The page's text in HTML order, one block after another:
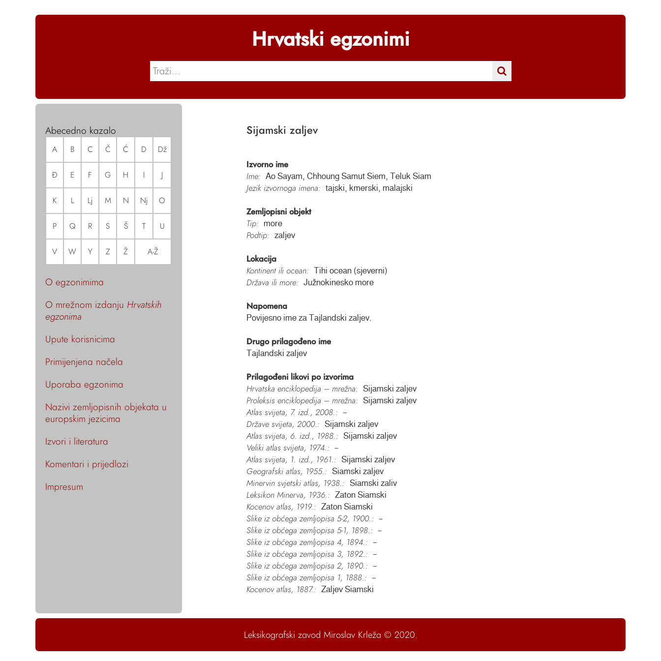
Hrvatski egzonimi
Abecedno kazalo
A B C Č Ć D Dž
Đ E F G H I J
K L Lj M N Nj O
P Q R S Š T U
V W Y Z Ž A-Ž
O egzonimima
O mrežnom izdanju Hrvatskih
egzonima
Upute korisnicima
Primijenjena načela
Uporaba egzonima
Nazivi zemljopisnih objekata u
europskim jezicima
Izvori i literatura
Komentari i prijedlozi
Impresum
Sijamski zaljev
Izvorno ime
Ime:
Ao Sayam, Chhoung Samut Siem, Teluk Siam
Jezik izvornoga imena: tajski, kmerski, malajski
Zemljopisni objekt
Tip:
more
Podtip: zaljev
Lokacija
Kontinent ili ocean:
Tihi ocean (sjeverni)
Država ili more: Južnokinesko more
Napomena
Povijesno ime za Tajlandski zaljev.
Drugo prilagođeno ime
Tajlandski zaljev
Prilagođeni likovi po izvorima
Hrvatska enciklopedija – mrežna:
Sijamski zaljev
Proleksis enciklopedija – mrežna: Sijamski zaljev
Atlas svijeta, 7. izd., 2008.: –
Države svijeta, 2000.: Sijamski zaljev
Atlas svijeta, 6. izd., 1988.: Sijamski zaljev
Veliki atlas svijeta, 1974.: –
Atlas svijeta, 1. izd., 1961.: Sijamski zaljev
Geografski atlas, 1955.: Siamski zaljev
Minervin svjetski atlas, 1938.: Siamski zaliv
Leksikon Minerva, 1936.: Zaton Siamski
Kocenov atlas, 1919.: Zaton Siamski
Slike iz obćega zemljopisa 5-2, 1900.: –
Slike iz obćega zemljopisa 5-1, 1898.: –
Slike iz obćega zemljopisa 4, 1894.: –
Slike iz obćega zemljopisa 3, 1892.: –
Slike iz obćega zemljopisa 2, 1890.: –
Slike iz obćega zemljopisa 1, 1888.: –
Kocenov atlas, 1887.: Zaljev Siamski
Leksikografski zavod Miroslav Krleža © 2020.